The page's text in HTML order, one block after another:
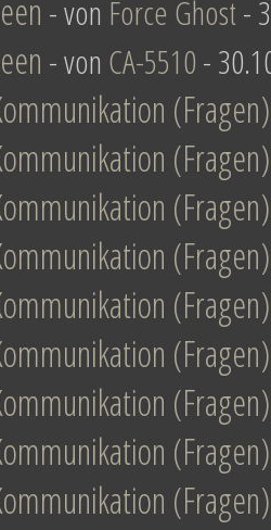
- von Force Ghost-
- von CA-5510-
(Fragen)
(Fragen)
(Fragen)
(Fragen)
(Fragen)
(Fragen)
(Fragen)
(Fragen)
(Fragen)